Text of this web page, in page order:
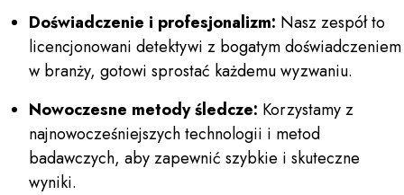
Doświadczenie i profesjonalizm: Nasz zespół to
licencjonowani detektywi z bogatym doświadczeniem
w branży, gotowi sprostać każdemu wyzwaniu.
Nowoczesne metody śledcze: Korzystamy z
najnowocześniejszych technologii i metod
badawczych, aby zapewnić szybkie i skuteczne
wyniki.